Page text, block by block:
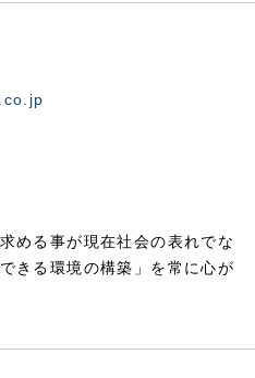
める事が現在社会の表れでな
きる環境の構築」を常に心が